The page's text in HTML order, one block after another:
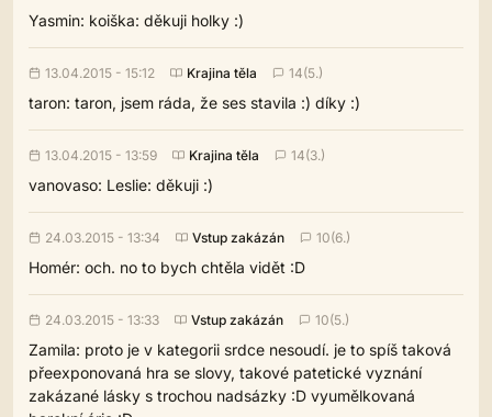
Yasmin: koiška: děkuji holky :)
13.04.2015 - 15:12 Krajina těla 14(5.)
taron: taron, jsem ráda, že ses stavila :) díky :)
13.04.2015 - 13:59 Krajina těla 14(3.)
vanovaso: Leslie: děkuji :)
24.03.2015 - 13:34 Vstup zakázán 10(6.)
Homér: och. no to bych chtěla vidět :D
24.03.2015 - 13:33 Vstup zakázán 10(5.)
Zamila: proto je v kategorii srdce nesoudí. je to spíš taková
přeexponovaná hra se slovy, takové patetické vyznání
zakázané lásky s trochou nadsázky :D vyumělkovaná